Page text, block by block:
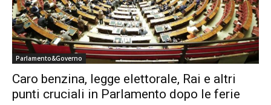
Parlamento&Governo
Caro benzina, legge elettorale, Rai e altri
punti cruciali in Parlamento dopo le ferie